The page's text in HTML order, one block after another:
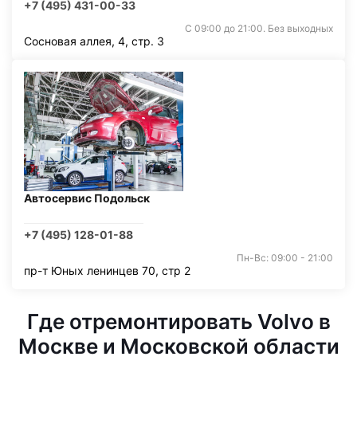
+7 (495) 431-00-33
С 09:00 до 21:00. Без выходных
Сосновая аллея, 4, стр. 3
Автосервис Подольск
+7 (495) 128-01-88
Пн-Вс: 09:00 - 21:00
пр-т Юных ленинцев 70, стр 2
Где отремонтировать Volvo в
Москве и Московской области